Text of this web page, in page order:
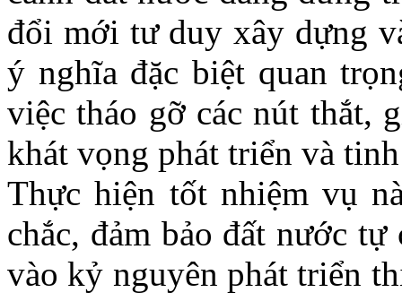
đổi mới tư duy xây dựng
ý nghĩa đặc biệt quan
việc tháo gỡ các nút thắt,
khát vọng phát triển và
Thực hiện tốt nhiệm vụ
chắc, đảm bảo đất nước
vào kỷ nguyên phát triển